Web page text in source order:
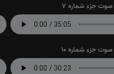
صوت جزء شماره 7
صوت جزء شماره 10